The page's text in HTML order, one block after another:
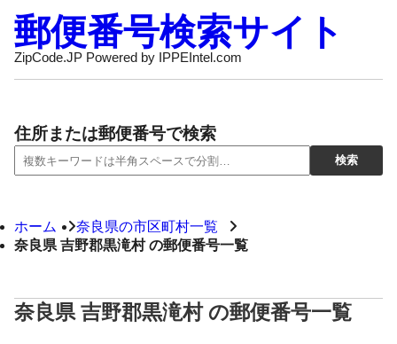
郵便番号検索サイト
ZipCode.JP Powered by IPPEIntel.com
住所または郵便番号で検索
ホーム
奈良県の市区町村一覧
奈良県 吉野郡黒滝村 の郵便番号一覧
奈良県 吉野郡黒滝村 の郵便番号一覧